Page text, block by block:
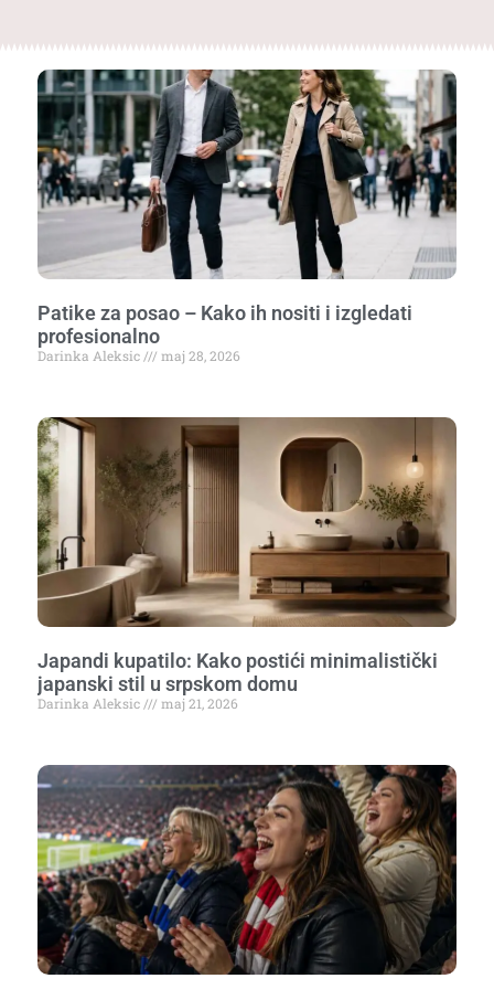
Patike za posao – Kako ih nositi i izgledati
profesionalno
Darinka Aleksic maj 28, 2026
Japandi kupatilo: Kako postići minimalistički
japanski stil u srpskom domu
Darinka Aleksic maj 21, 2026